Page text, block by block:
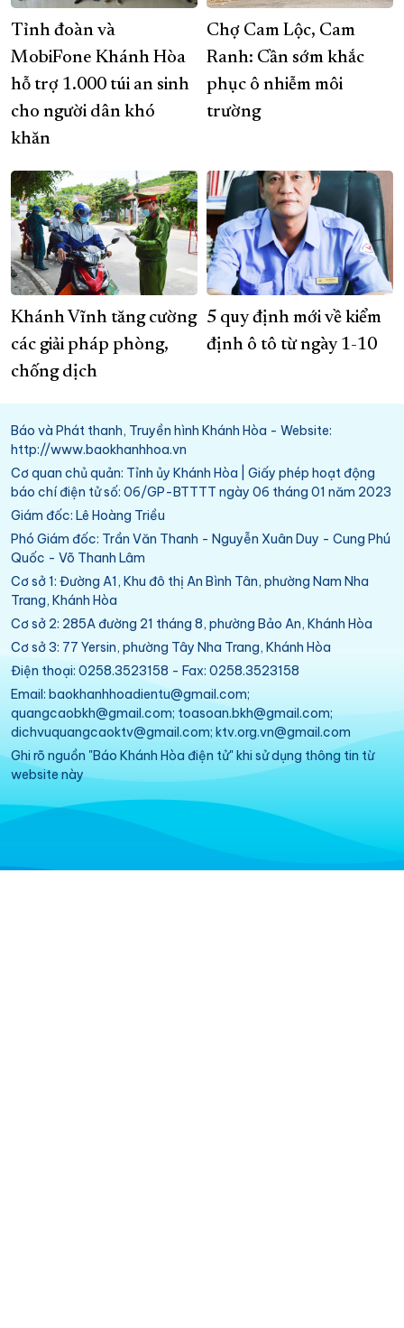
Tỉnh đoàn và
MobiFone Khánh Hòa
hỗ trợ 1.000 túi an sinh
cho người dân khó
khăn
Chợ Cam Lộc, Cam
Ranh: Cần sớm khắc
phục ô nhiễm môi
trường
Khánh Vĩnh tăng cường
các giải pháp phòng,
chống dịch
5 quy định mới về kiểm
định ô tô từ ngày 1-10
Báo và Phát thanh, Truyền hình Khánh Hòa - Website:
http://www.baokhanhhoa.vn
Cơ quan chủ quản: Tỉnh ủy Khánh Hòa | Giấy phép hoạt động
báo chí điện tử số: 06/GP-BTTTT ngày 06 tháng 01 năm 2023
Giám đốc: Lê Hoàng Triều
Phó Giám đốc: Trần Văn Thanh - Nguyễn Xuân Duy - Cung Phú
Quốc - Võ Thanh Lâm
Cơ sở 1: Đường A1, Khu đô thị An Bình Tân, phường Nam Nha
Trang, Khánh Hòa
Cơ sở 2: 285A đường 21 tháng 8, phường Bảo An, Khánh Hòa
Cơ sở 3: 77 Yersin, phường Tây Nha Trang, Khánh Hòa
Điện thoại: 0258.3523158 - Fax: 0258.3523158
Email: baokhanhhoadientu@gmail.com;
quangcaobkh@gmail.com; toasoan.bkh@gmail.com;
dichvuquangcaoktv@gmail.com; ktv.org.vn@gmail.com
Ghi rõ nguồn "Báo Khánh Hòa điện tử" khi sử dụng thông tin từ
website này